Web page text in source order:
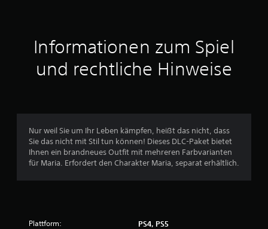
u
s
1
B
Informationen zum Spiel
und rechtliche Hinweise
Nur weil Sie um Ihr Leben kämpfen, heißt das nicht, dass
Sie das nicht mit Stil tun können! Dieses DLC-Paket bietet
Ihnen ein brandneues Outfit mit mehreren Farbvarianten
für Maria. Erfordert den Charakter Maria, separat erhältlich.
Plattform: PS4, PS5